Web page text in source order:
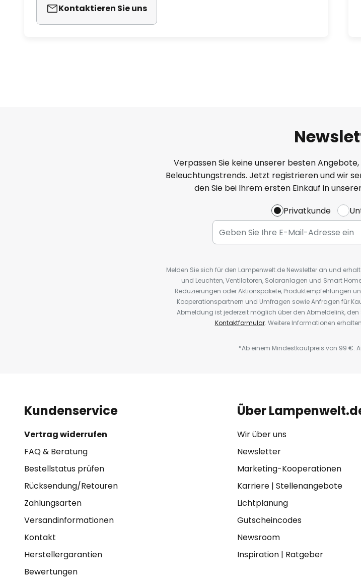
Kontaktieren Sie uns
Verpassen Sie keine unserer besten
Beleuchtungstrends. Jetzt registrieren und wir
den Sie bei Ihrem ersten Einkauf in
Privatkunde
Melden Sie sich für den Lampenwelt.de Newsletter an und
und Leuchten, Ventilatoren, Solaranlagen und Smart
Reduzierungen oder Aktionspakete, Produktempfehlungen
Kooperationspartnern und Umfragen sowie Anfragen für
Abmeldung ist jederzeit möglich über den Abmeldelink, den
Kontaktformular. Weitere Informationen
*Ab einem Mindestkaufpreis von 99 €.
Kundenservice
Vertrag widerrufen
FAQ & Beratung
Bestellstatus prüfen
Rücksendung/Retouren
Zahlungsarten
Versandinformationen
Kontakt
Herstellergarantien
Bewertungen
Über
Wir über uns
Newsletter
Marketing-Kooperationen
Karriere| Stellenangebote
Lichtplanung
Gutscheincodes
Newsroom
Inspiration| Ratgeber